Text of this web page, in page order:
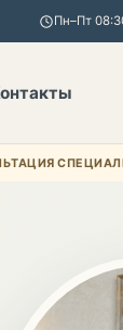
Пн–Пт